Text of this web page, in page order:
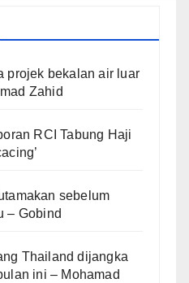
projek bekalan air luar
Zahid
RCI Tabung Haji
sebelum
– Gobind
Thailand dijangka
ini – Mohamad